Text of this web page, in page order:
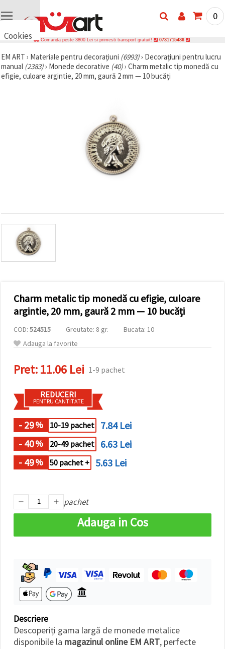
Cookies
vrem să vă
oferim
câteva
cookie -uri.
vizitele.
Puteți fi de
acord să
utilizați
toate
site!" Sau să
vă indicați
preferințele
selectând
cookie -uri
pe butonul
"Salvați"
Аcceptati
Setări
0
Comanda peste 3800 Lei si primesti transport gratuit! 0731715486
EM ART › Materiale pentru decorațiuni (6993)› Decorațiuni pentru lucru
manual (2383)› Monede decorative (40)› Charm metalic tip monedă cu
efigie, culoare argintie, 20 mm, gaură 2 mm — 10 bucăți
Charm metalic tip monedă cu efigie, culoare
argintie, 20 mm, gaură 2 mm — 10 bucăți
COD: 524515 Greutate: 8 gr.
Bucata: 10
Adauga la favorite
Pret:11.06 Lei 1-9 pachet
REDUCERI
PENTRU CANTITATE
- 29% 10-19 pachet
7.84 Lei
- 40% 20-49 pachet
6.63 Lei
- 49% 50 pachet + 5.63 Lei
pachet
Adauga in Cos
Descriere
Descoperiți gama largă de monede metalice
disponibile la magazinul online EM ART, perfecte